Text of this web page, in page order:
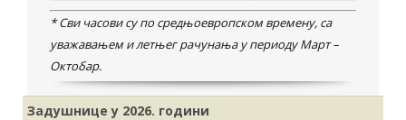
* Сви часови су по средњоевропском времену, са
уважавањем и летњег рачунања у периоду Март –
Октобар.
Задушнице у 2026. години